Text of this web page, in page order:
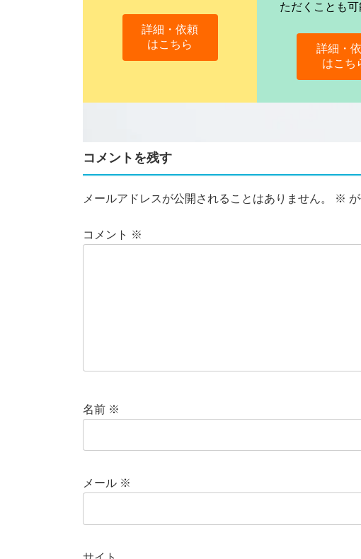
詳細・依頼
はこちら
ただくことも可
詳細・
はこち
コメントを残す
メールアドレスが公開されることはありません。 ※
コメント ※
名前 ※
メール ※